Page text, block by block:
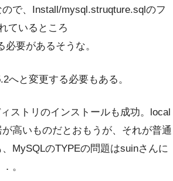
で、Install/mysql.struqture.sqlのフ
ているところ
要があるそうな。
へと変更する必要もある。
ストリのインストールも成功。local
高いものだとおもうが、それが普通
MySQLのTYPEの問題はsuinさんに
。